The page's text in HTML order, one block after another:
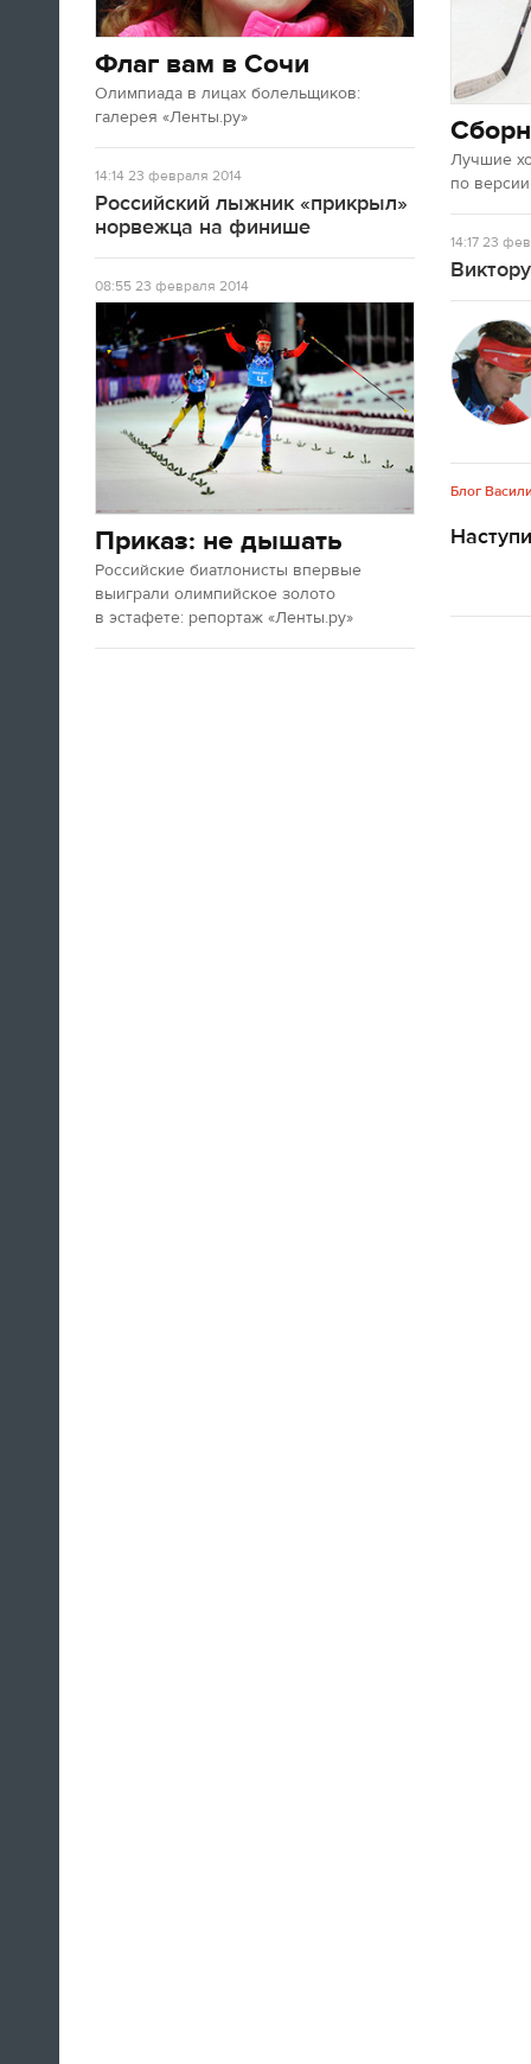
Флаг вам в Сочи
Олимпиада в лицах болельщиков:
галерея «Ленты.ру»
14:1423 февраля 2014
Российский лыжник «прикрыл»
норвежца на финише
08:5523 февраля 2014
Приказ: не дышать
Российские биатлонисты впервые
выиграли олимпийское золото
в эстафете: репортаж «Ленты.ру»
Лучшие
по
14:1723
Блог